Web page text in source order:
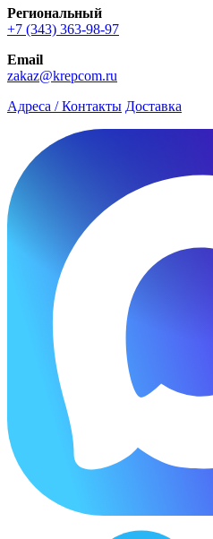
Региональный
+7 (343) 363-98-97
Email
zakaz@krepcom.ru
Адреса / Контакты Доставка